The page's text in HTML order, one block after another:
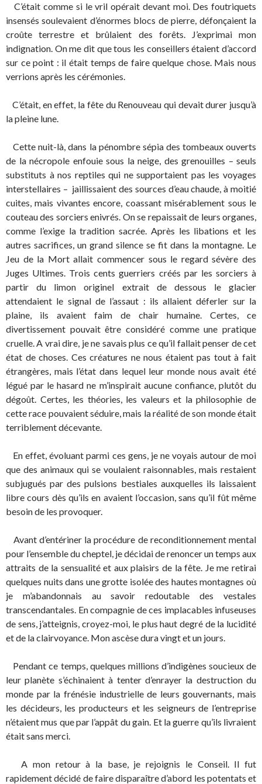
C’était comme si le vril opérait devant moi. Des foutriquets
insensés soulevaient d’énormes blocs de pierre, défonçaient la
croûte terrestre et brûlaient des forêts. J’exprimai mon
indignation. On me dit que tous les conseillers étaient d’accord
sur ce point : il était temps de faire quelque chose. Mais nous
verrions après les cérémonies.
C’était, en effet, la fête du Renouveau qui devait durer jusqu’à
la pleine lune.
Cette nuit-là, dans la pénombre sépia des tombeaux ouverts
de la nécropole enfouie sous la neige, des grenouilles – seuls
substituts à nos reptiles qui ne supportaient pas les voyages
interstellaires – jaillissaient des sources d’eau chaude, à moitié
cuites, mais vivantes encore, coassant misérablement sous le
couteau des sorciers enivrés. On se repaissait de leurs organes,
comme l’exige la tradition sacrée. Après les libations et les
autres sacrifices, un grand silence se fit dans la montagne. Le
Jeu de la Mort allait commencer sous le regard sévère des
Juges Ultimes. Trois cents guerriers créés par les sorciers à
partir du limon originel extrait de dessous le glacier
attendaient le signal de l’assaut : ils allaient déferler sur la
plaine, ils avaient faim de chair humaine. Certes, ce
divertissement pouvait être considéré comme une pratique
cruelle. A vrai dire, je ne savais plus ce qu’il fallait penser de cet
état de choses. Ces créatures ne nous étaient pas tout à fait
étrangères, mais l’état dans lequel leur monde nous avait été
légué par le hasard ne m’inspirait aucune confiance, plutôt du
dégoût. Certes, les théories, les valeurs et la philosophie de
cette race pouvaient séduire, mais la réalité de son monde était
terriblement décevante.
En effet, évoluant parmi ces gens, je ne voyais autour de moi
que des animaux qui se voulaient raisonnables, mais restaient
subjugués par des pulsions bestiales auxquelles ils laissaient
libre cours dès qu’ils en avaient l’occasion, sans qu’il fût même
besoin de les provoquer.
Avant d’entériner la procédure de reconditionnement mental
pour l’ensemble du cheptel, je décidai de renoncer un temps aux
attraits de la sensualité et aux plaisirs de la fête. Je me retirai
quelques nuits dans une grotte isolée des hautes montagnes où
je m’abandonnais au savoir redoutable des vestales
transcendantales. En compagnie de ces implacables infuseuses
de sens, j’atteignis, croyez-moi, le plus haut degré de la lucidité
et de la clairvoyance. Mon ascèse dura vingt et un jours.
Pendant ce temps, quelques millions d’indigènes soucieux de
leur planète s’échinaient à tenter d’enrayer la destruction du
monde par la frénésie industrielle de leurs gouvernants, mais
les décideurs, les producteurs et les seigneurs de l’entreprise
n’étaient mus que par l’appât du gain. Et la guerre qu’ils livraient
était sans merci.
A mon retour à la base, je rejoignis le Conseil. Il fut
rapidement décidé de faire disparaître d’abord les potentats et